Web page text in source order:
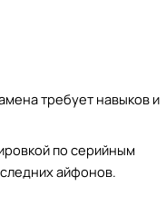
требует навыков и
по серийным
айфонов.